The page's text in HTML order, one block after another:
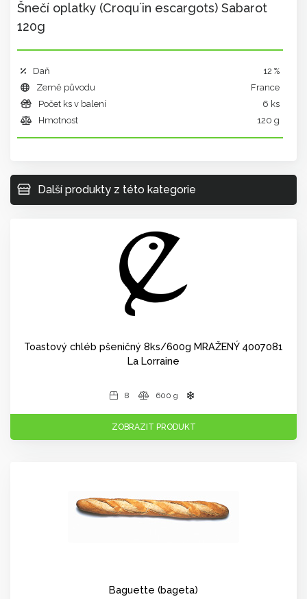
Šnečí oplatky (Croqu´in escargots) Sabarot
120g
Daň
12 %
Země původu
France
Počet ks v balení
6 ks
Hmotnost
120 g
Další produkty z této kategorie
Toastový chléb pšeničný 8ks/600g MRAŽENÝ 4007081
La Lorraine
8 600 g
ZOBRAZIT PRODUKT
Baguette (bageta)